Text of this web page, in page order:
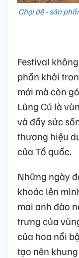
Chọi dê - sản
Festival
phấn khởi
mới mà còn
Lũng Cú là
và đầy sức
thương hiệu
của Tổ quốc.
Những ngày
khoác lên
mai anh đào
trưng của
của hoa nổi
tạo nên